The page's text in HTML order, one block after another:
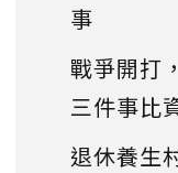
事
戰爭開打
三件事比
退休養生